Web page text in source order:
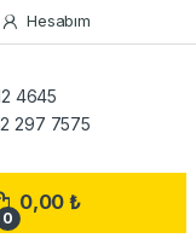
Hesabım
4645
297 7575
0
0,00₺